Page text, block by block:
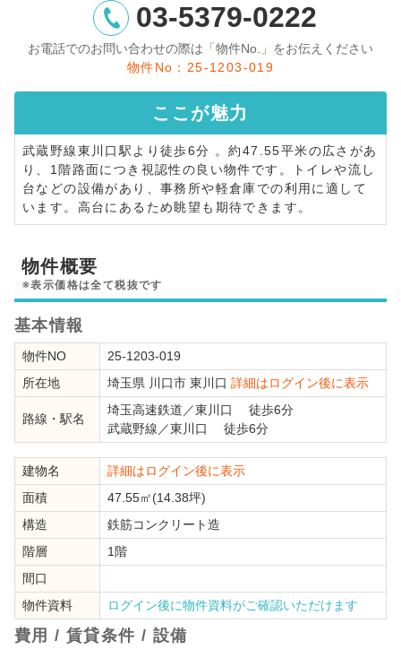
03-5379-0222
お電話でのお問い合わせの際は「物件No.」をお伝えください
物件No：25-1203-019
ここが魅力
武蔵野線東川口駅より徒歩6分 。約47.55平米の広さがあ
り、1階路面につき視認性の良い物件です。トイレや流し
台などの設備があり、事務所や軽倉庫での利用に適して
います。高台にあるため眺望も期待できます。
物件概要
※表示価格は全て税抜です
基本情報
物件NO
25-1203-019
所在地
埼玉県 川口市 東川口 詳細はログイン後に表示
路線・駅名
埼玉高速鉄道 ／東川口
徒歩6分
武蔵野線 ／東川口 徒歩6分
建物名
詳細はログイン後に表示
面積
47.55㎡(14.38坪)
構造
鉄筋コンクリート造
階層
1階
間口
物件資料
ログイン後に物件資料がご確認いただけます
費用 / 賃貸条件 / 設備